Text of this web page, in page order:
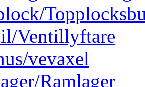
Ventillyftare
vevaxel
Ramlager